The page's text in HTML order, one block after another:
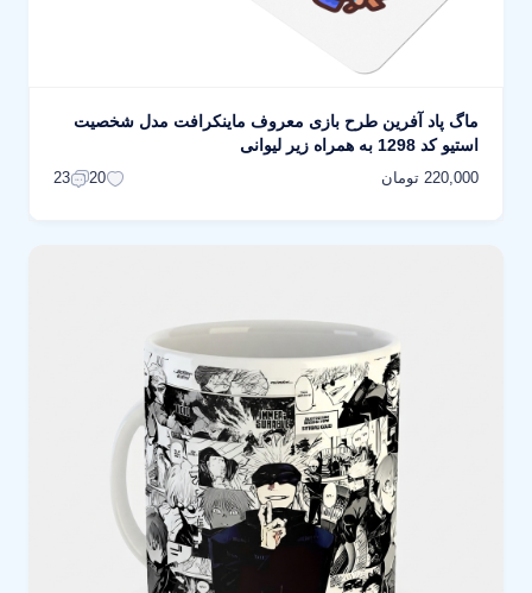
ماگ پاد آفرین طرح بازی معروف ماینکرافت مدل شخصیت
استیو کد 1298 به همراه زیر لیوانی
220,000 تومان 20
23